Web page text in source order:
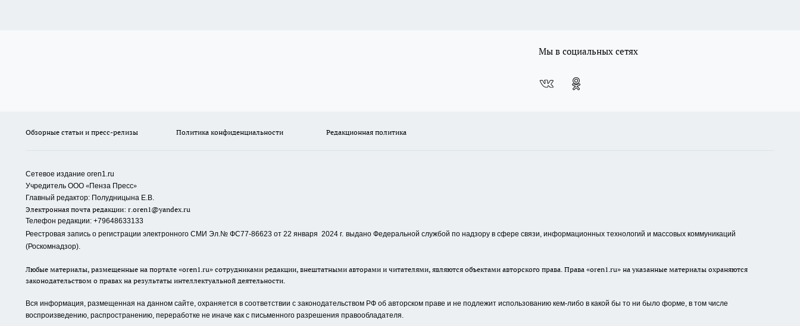
Мы в социальных сетях
Обзорные статьи и пресс-релизы Политика конфиденциальности Редакционная политика
Сетевое издание oren1.ru
Учредитель ООО «Пенза Пресс»
Главный редактор: Полудницына Е.В.
Электронная почта редакции: r.oren1@yandex.ru
Телефон редакции: +79648633133
Реестровая запись о регистрации электронного СМИ Эл.№ ФС77-86623 от 22 января 2024 г. выдано Федеральной службой по надзору в сфере связи, информационных технологий и массовых коммуникаций
(Роскомнадзор).
Любые материалы, размещенные на портале «oren1.ru» сотрудниками редакции, внештатными авторами и читателями, являются объектами авторского права. Права «oren1.ru» на указанные материалы охраняются
законодательством о правах на результаты интеллектуальной деятельности.
Вся информация, размещенная на данном сайте, охраняется в соответствии с законодательством РФ об авторском праве и не подлежит использованию кем-либо в какой бы то ни было форме, в том числе
воспроизведению, распространению, переработке не иначе как с письменного разрешения правообладателя.